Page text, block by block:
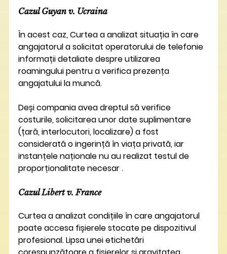
Cazul Guyan v. Ucraina
În acest caz, Curtea a analizat situația în care
angajatorul a solicitat operatorului de telefonie
informații detaliate despre utilizarea
roamingului pentru a verifica prezența
angajatului la muncă.
Deși compania avea dreptul să verifice
costurile, solicitarea unor date suplimentare
(țară, interlocutori, localizare) a fost
considerată o ingerință în viața privată, iar
instanțele naționale nu au realizat testul de
proporționalitate necesar .
Cazul Libert v. France
Curtea a analizat condițiile în care angajatorul
poate accesa fișierele stocate pe dispozitivul
profesional. Lipsa unei etichetări